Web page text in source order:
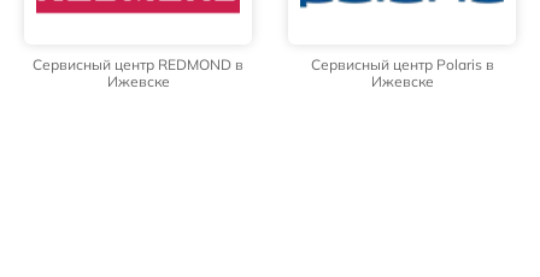
Сервисный центр REDMOND в
Ижевске
Сервисный центр Polaris в
Ижевске